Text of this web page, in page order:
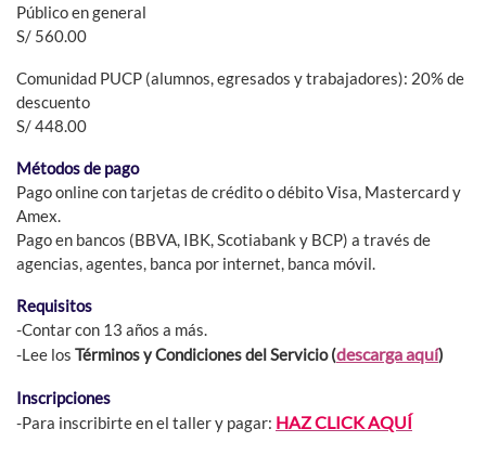
Público en general
S/ 560.00
Comunidad PUCP (alumnos, egresados y trabajadores): 20% de
descuento
S/ 448.00
Métodos de pago
Pago online con tarjetas de crédito o débito Visa, Mastercard y
Amex.
Pago en bancos (BBVA, IBK, Scotiabank y BCP) a través de
agencias, agentes, banca por internet, banca móvil.
Requisitos
-Contar con 13 años a más.
-Lee los Términos y Condiciones del Servicio (descarga aquí)
Inscripciones
-Para inscribirte en el taller y pagar: HAZ CLICK AQUÍ